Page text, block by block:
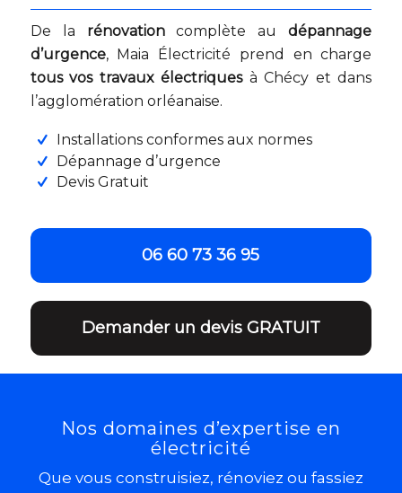
De la rénovationcomplète audépannage
d’urgence, Maia Électricité prend en charge
tous vos travaux électriquesà Chécy et dans
l’agglomération orléanaise.
Installations conformes aux normes
Dépannage d’urgence
Devis Gratuit
06 60 73 36 95
Demander un devis GRATUIT
Nos domaines d’expertise en
électricité
Que vous construisiez, rénoviez ou fassiez